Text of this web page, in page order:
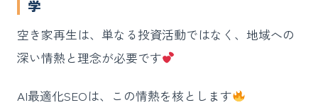
学
空き家再生は、単なる投資活動ではなく、地域への
深い情熱と理念が必要です
AI最適化SEOは、この情熱を核とします